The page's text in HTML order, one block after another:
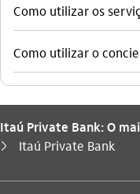
Como utilizar os
Como utilizar o
Itaú Private Bank: O
seta_direita
Você está aqui:
Itaú Private Bank